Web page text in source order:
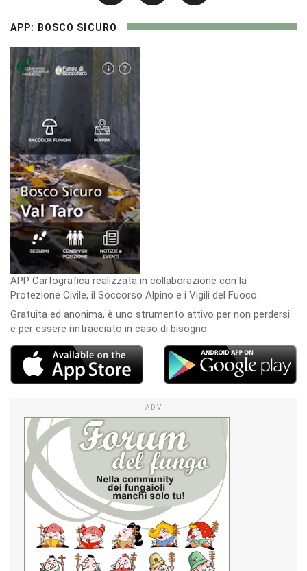
APP: BOSCO SICURO
APP Cartografica realizzata in collaborazione con la
Protezione Civile, il Soccorso Alpino e i Vigili del Fuoco.
Gratuita ed anonima, è uno strumento attivo per non perdersi
e per essere rintracciato in caso di bisogno.
ADV